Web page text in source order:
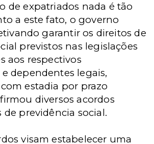
de expatriados nada é tão
a este fato, o governo
garantir os direitos de
previstos nas legislações
aos respectivos
dependentes legais,
estadia por prazo
diversos acordos
previdência social.
visam estabelecer uma